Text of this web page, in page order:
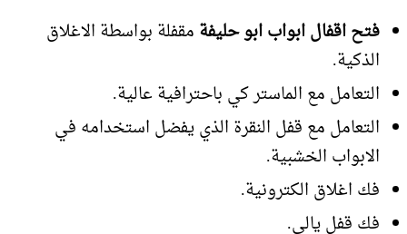
فتح اقفال ابواب ابو حليفة مقفلة بواسطة الاغلاق
الذكية.
التعامل مع الماستر كي باحترافية عالية.
التعامل مع قفل النقرة الذي يفضل استخدامه في
الابواب الخشبية.
فك اغلاق الكترونية.
فك قفل يالي.